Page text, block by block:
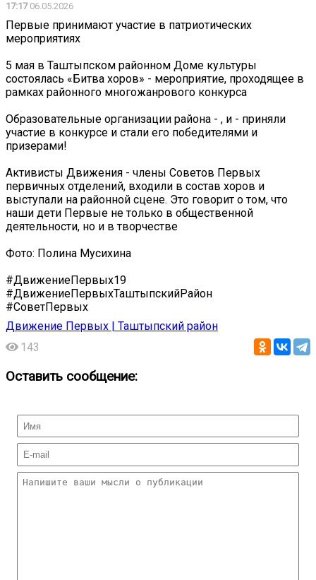
17:1706.05.2026
Первые принимают участие в патриотических
мероприятиях
5 мая в Таштыпском районном Доме культуры
состоялась «Битва хоров» - мероприятие, проходящее в
рамках районного многожанрового конкурса
Образовательные организации района - , и - приняли
участие в конкурсе и стали его победителями и
призерами!
Активисты Движения - члены Советов Первых
первичных отделений, входили в состав хоров и
выступали на районной сцене. Это говорит о том, что
наши дети Первые не только в общественной
деятельности, но и в творчестве
Фото: Полина Мусихина
#ДвижениеПервых19
#ДвижениеПервыхТаштыпскийРайон
#СоветПервых
Движение Первых | Таштыпский район
143
Оставить сообщение: